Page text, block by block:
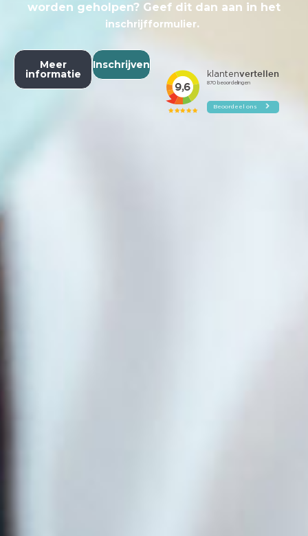
worden geholpen? Geef dit dan aan in het
inschrijfformulier.
Meer
informatie
Inschrijven